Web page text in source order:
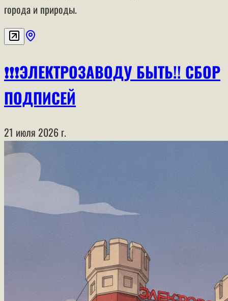
города и природы.
❗️❗️❗️ЭЛЕКТРОЗАВОДУ БЫТЬ!! СБОР
ПОДПИСЕЙ
21 июля 2026 г.